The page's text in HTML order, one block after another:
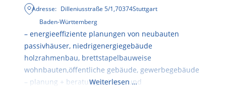
Adresse: Dilleniusstraße 5/1,70374Stuttgart
Baden-Württemberg
– energieeffiziente planungen von neubauten
passivhäuser, niedrigenergiegebäude
holzrahmenbau, brettstapelbauweise
wohnbauten,öffentliche gebäude, gewerbegebäude
– planung + beratung bei an – und
Weiterlesen …